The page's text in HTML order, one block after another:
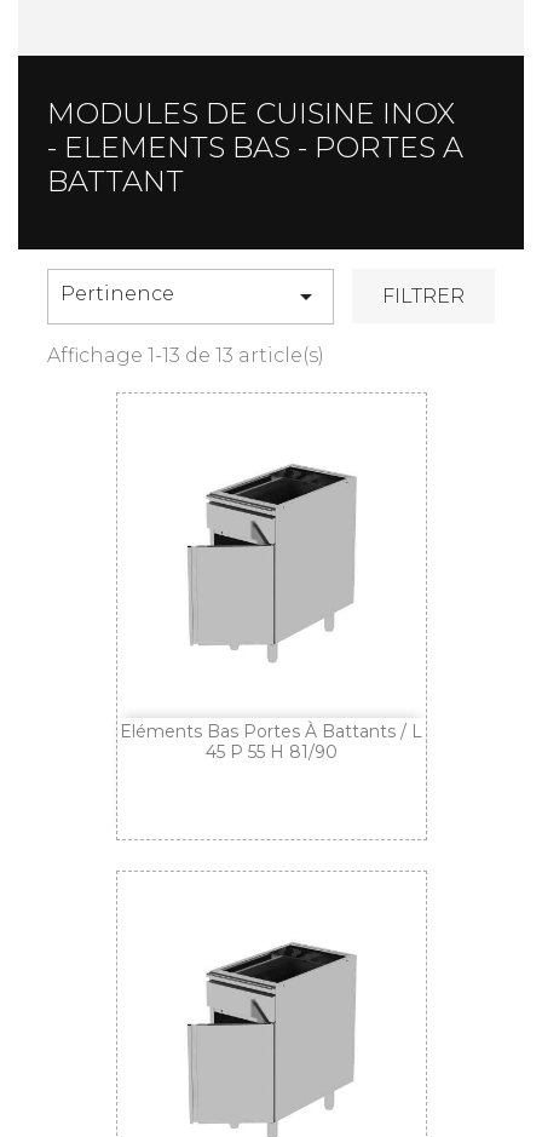
MODULES DE CUISINE INOX
- ELEMENTS BAS - PORTES A
BATTANT
Pertinence  FILTRER
Affichage 1-13 de 13 article(s)
Eléments Bas Portes À Battants / L
45 P 55 H 81/90